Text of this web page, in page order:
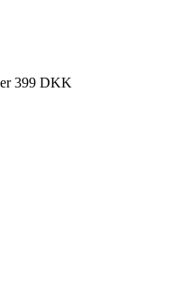
399 DKK